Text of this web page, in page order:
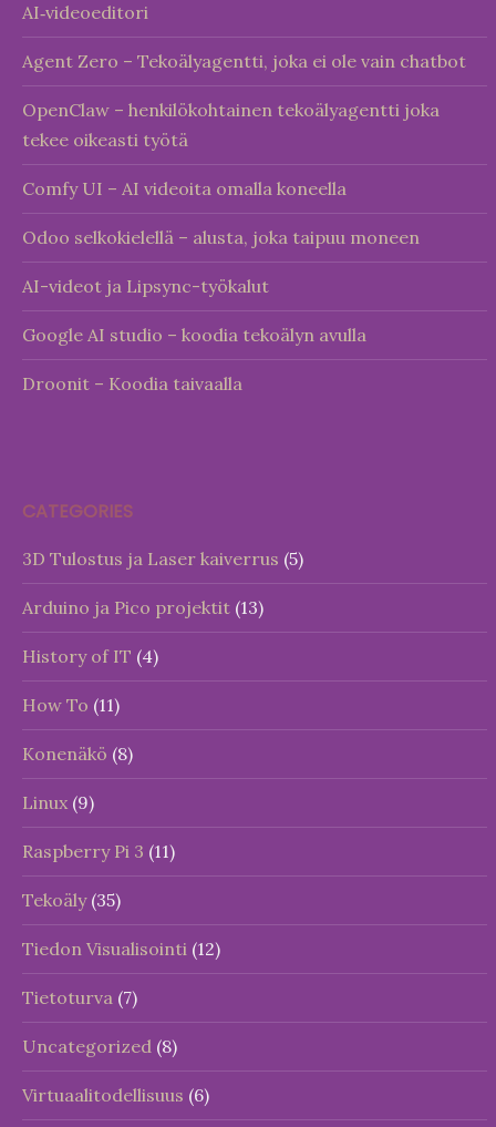
AI‑videoeditori
Agent Zero – Tekoälyagentti, joka ei ole vain chatbot
OpenClaw – henkilökohtainen tekoälyagentti joka
tekee oikeasti työtä
Comfy UI – AI videoita omalla koneella
Odoo selkokielellä – alusta, joka taipuu moneen
AI-videot ja Lipsync-työkalut
Google AI studio – koodia tekoälyn avulla
Droonit – Koodia taivaalla
CATEGORIES
3D Tulostus ja Laser kaiverrus (5)
Arduino ja Pico projektit (13)
History of IT (4)
How To (11)
Konenäkö (8)
Linux (9)
Raspberry Pi 3 (11)
Tekoäly(35)
Tiedon Visualisointi (12)
Tietoturva (7)
Uncategorized (8)
Virtuaalitodellisuus (6)